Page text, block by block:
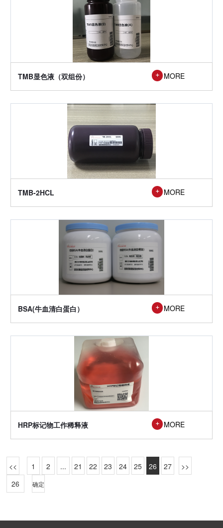
TMB显色液（双组份） MORE
TMB-2HCL MORE
BSA(牛血清白蛋白） MORE
HRP标记物工作稀释液 MORE
1 2 ... 21 22 23 24 25 26 27
确定